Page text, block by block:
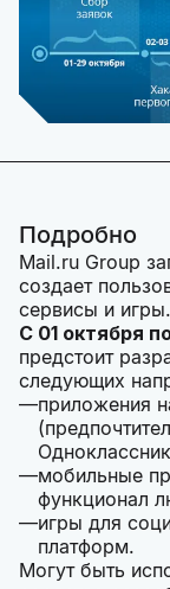
Подробно
Mail.ru Group
создает
сервисы и игры.
С 01 октября
предстоит
следующих
приложения
мобильные
функционал
игры для
платформ.
Могут быть